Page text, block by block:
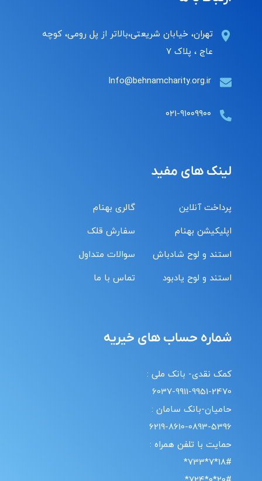
تهران، خیابان شریعتی،بالاتر از پل رومی، کوچه
عاج ، پلاک ۷
Info@behnamcharity.org.ir
۰۲۱-۹۱۰۰۹۹۰۰
لینک های مفید
پرداخت آنلاین
اپلیکیشن بهنام
استند و لوح شادباش
استند و لوح یادبود
گالری بهنام
سفارش قلک
سوالات متداول
تماس با ما
شماره حساب های خیریه
کمک نقدی- بانک ملی :
6037-9911-9951-2470
حامیان-بانک سامان :
6219-8610-0893-5396
حمایت با تلفن همراه :
18#*7*733*